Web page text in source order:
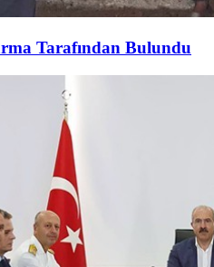
Tarafından Bulundu